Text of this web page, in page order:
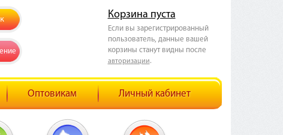
Корзина пуста
Если вы зарегистрированный
пользователь, данные вашей
корзины станут видны после
авторизации.
Оптовикам Личный кабинет